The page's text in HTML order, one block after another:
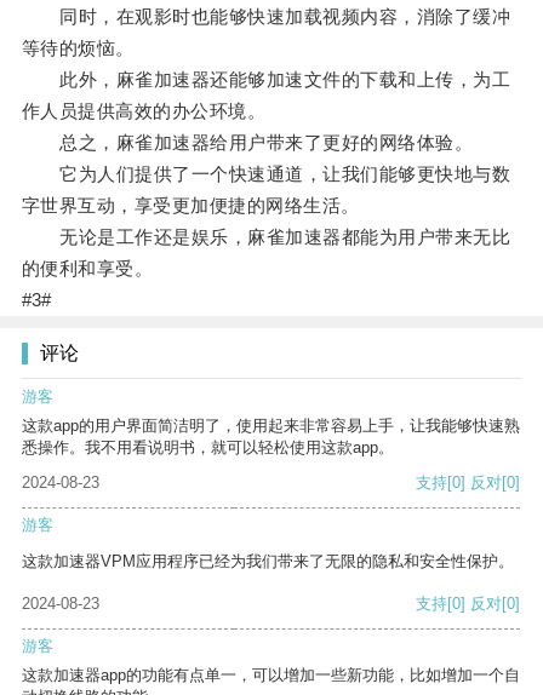
同时，在观影时也能够快速加载视频内容，消除了缓冲
等待的烦恼。
此外，麻雀加速器还能够加速文件的下载和上传，为工
作人员提供高效的办公环境。
总之，麻雀加速器给用户带来了更好的网络体验。
它为人们提供了一个快速通道，让我们能够更快地与数
字世界互动，享受更加便捷的网络生活。
无论是工作还是娱乐，麻雀加速器都能为用户带来无比
的便利和享受。
#3#
评论
游客
这款app的用户界面简洁明了，使用起来非常容易上手，让我能够快速熟
悉操作。我不用看说明书，就可以轻松使用这款app。
2024-08-23
支持[0] 反对[0]
游客
这款加速器VPM应用程序已经为我们带来了无限的隐私和安全性保护。
2024-08-23 支持[0] 反对[0]
游客
这款加速器app的功能有点单一，可以增加一些新功能，比如增加一个自